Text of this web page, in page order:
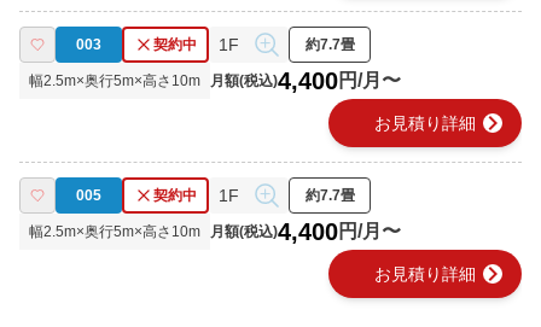
003 契約中 1F 約7.7畳
幅2.5m×奥行5m×高さ 10m 月額(税込)4,400円/月〜
お見積り詳細 chevron_right
005 契約中 1F 約7.7畳
幅2.5m×奥行5m×高さ 10m 月額(税込)4,400円/月〜
お見積り詳細 chevron_right